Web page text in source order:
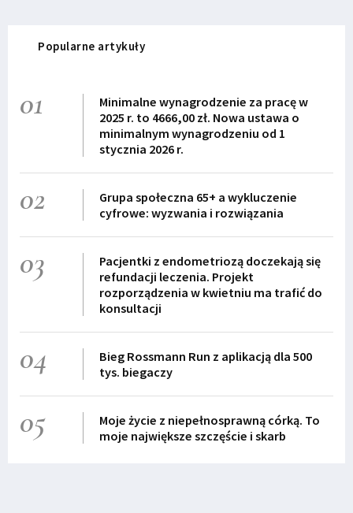
Popularne artykuły
01
Minimalne wynagrodzenie za pracę w
2025 r. to 4666,00 zł. Nowa ustawa o
minimalnym wynagrodzeniu od 1
stycznia 2026 r.
02
Grupa społeczna 65+ a wykluczenie
cyfrowe: wyzwania i rozwiązania
03
Pacjentki z endometriozą doczekają się
refundacji leczenia. Projekt
rozporządzenia w kwietniu ma trafić do
konsultacji
04
Bieg Rossmann Run z aplikacją dla 500
tys. biegaczy
05
Moje życie z niepełnosprawną córką. To
moje największe szczęście i skarb